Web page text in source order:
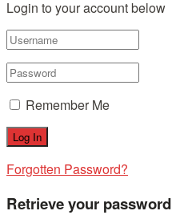
Login to your account below
Remember Me
Forgotten Password?
Retrieve your password